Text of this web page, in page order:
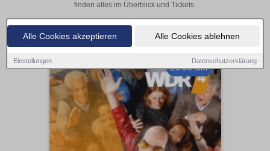
Alle Cookies akzeptieren Alle Cookies ablehnen
Einstellungen Datenschutzerklärung
finden alles im Überblick und Tickets.
20:00 Uhr